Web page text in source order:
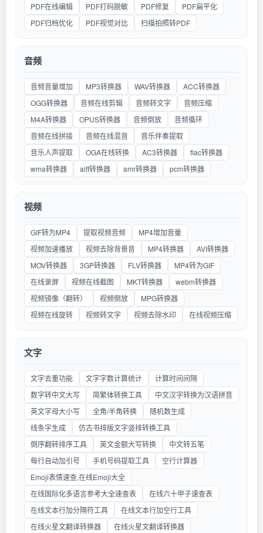
PDF在线编辑
PDF打码脱敏 PDF修复
PDF扁平化
PDF归档优化
PDF视觉对比 扫描拍照转PDF
音频
音频音量增加 MP3转换器 WAV转换器
ACC转换器
OGG转换器
音频在线剪辑 音频转文字
音频压缩
M4A转换器
OPUS转换器 音频倒放
音频循环
音频在线拼接
音频在线混音
音乐伴奏提取
音乐人声提取
OGA在线转换 AC3转换器
flac转换器
wma转换器
aiff转换器 amr转换器 pcm转换器
视频
GIF转为MP4 提取视频音频
MP4增加音量
视频加速播放
视频去除背景音 MP4转换器
AVI转换器
MOV转换器
3GP转换器 FLV转换器
MP4转为GIF
在线录屏
视频在线截图 MKT转换器
webm转换器
视频镜像（翻转）
视频倒放
MPG转换器
视频在线旋转
视频转文字 视频去除水印 在线视频压缩
文字
文字去重功能 文字字数计算统计
计算时间间隔
数字转中文大写
简繁体转换工具
中文汉字转换为汉语拼音
英文字母大小写
全角/半角转换
随机数生成
线条字生成
仿古书排版文字竖排转换工具
倒序翻转排序工具
英文金额大写转换
中文转五笔
每行自动加引号
手机号码提取工具
空行计算器
Emoji表情速查,在线Emoji大全
在线国际化多语言参考大全速查表
在线六十甲子速查表
在线文本行加分隔符工具
在线文本行加空行工具
在线火星文翻译转换器
在线火星文翻译转换器